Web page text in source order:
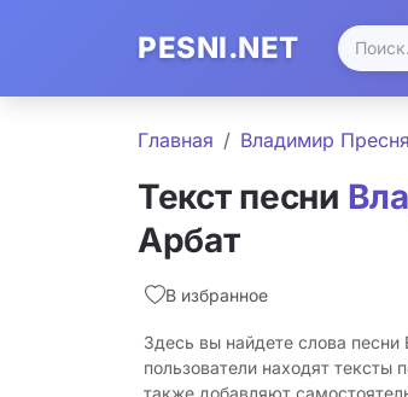
PESNI.NET
Главная Владимир
Текст песни
Арбат
В избранное
Здесь вы найдете слова
пользователи находят тексты
также добавляют